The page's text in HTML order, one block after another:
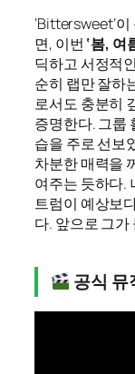
‘Bittersweet’
면, 이번 ‘봄, 여
딕하고 서정적
순히 랩만 잘하
로서도 충분히
증명한다. 그룹
습을 주로 선보
차분한 매력을
여주는 듯하다.
트럼이 예상보
다. 앞으로 그
공식 뮤